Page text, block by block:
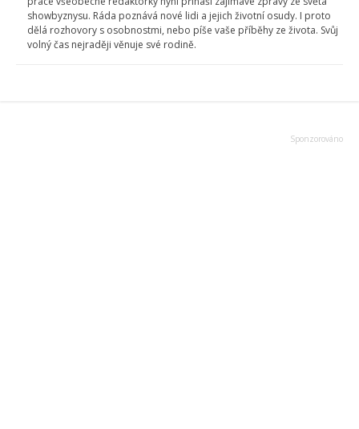
showbyznysu. Ráda poznává nové lidi a jejich životní osudy. I proto
dělá rozhovory s osobnostmi, nebo píše vaše příběhy ze života. Svůj
volný čas nejraději věnuje své rodině.